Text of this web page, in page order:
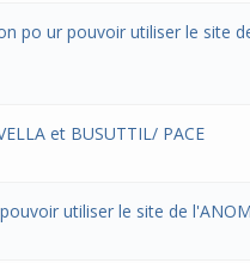
po ur pouvoir utiliser le site
et BUSUTTIL/ PACE
utiliser le site de